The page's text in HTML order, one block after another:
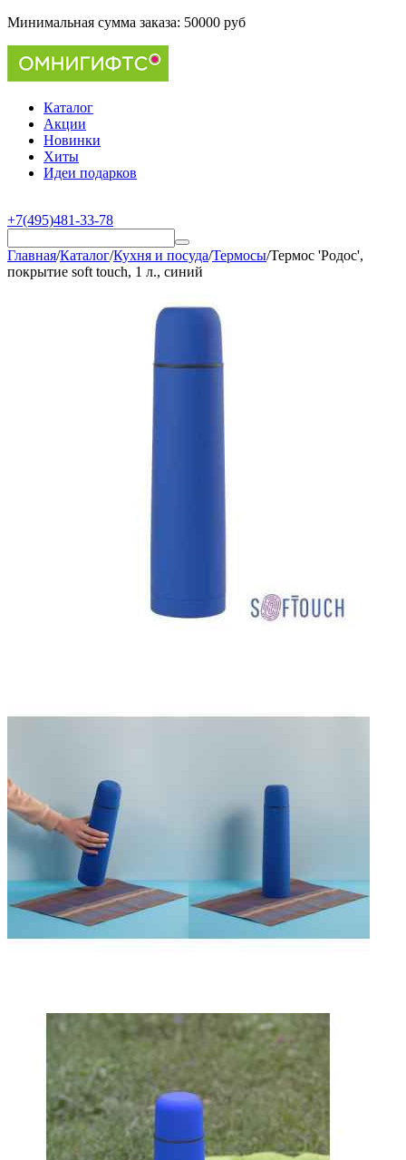
Минимальная сумма заказа: 50000 руб
Каталог
Акции
Новинки
Хиты
Идеи подарков
+7(495)481-33-78
Главная/Каталог/Кухня и посуда/Термосы/Термос 'Родос',
покрытие soft touch, 1 л., синий